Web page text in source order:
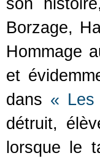
Borzage,
Hommage
et
dans « Les
détruit,
lorsque le